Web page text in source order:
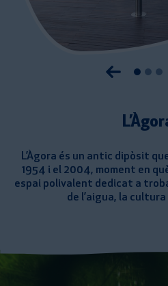
L’Àgora és un antic dipòsit
1954 i el 2004, moment en
espai polivalent dedicat a
de l’aigua, la
Anterior imatge